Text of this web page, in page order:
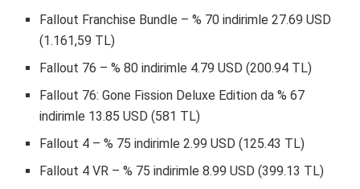
Fallout Franchise Bundle – % 70 indirimle 27.69 USD
(1.161,59 TL)
Fallout 76 – % 80 indirimle 4.79 USD (200.94 TL)
Fallout 76: Gone Fission Deluxe Edition da % 67
indirimle 13.85 USD (581 TL)
Fallout 4 – % 75 indirimle 2.99 USD (125.43 TL)
Fallout 4 VR – % 75 indirimle 8.99 USD (399.13 TL)